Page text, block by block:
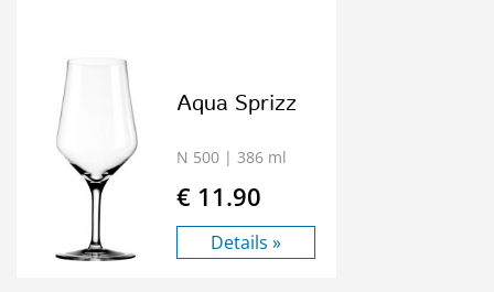
Aqua Sprizz
N 500 | 386 ml
€ 11.90
Details »